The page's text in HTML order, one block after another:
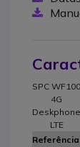
SPC WF100
4G
Deskphone
LTE